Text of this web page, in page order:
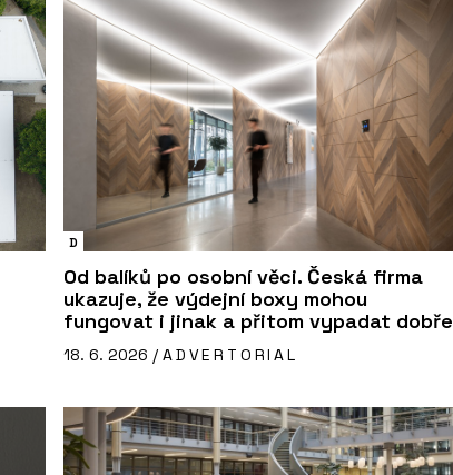
D
Od balíků po osobní věci. Česká firma
ukazuje, že výdejní boxy mohou
fungovat i jinak a přitom vypadat dobře
18. 6. 2026 / ADVERTORIAL